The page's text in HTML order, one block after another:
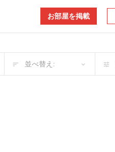
お部屋を掲載
並べ替え: